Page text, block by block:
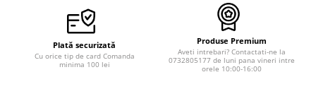
Folii pentru stocare bancnote, la
Folii pentru stocare bancnote, la
pachet
Folii tip poseta, pentru bancnote,
Plată securizată
Cu orice tip de card Comanda
minima 100 lei
Produse Premium
Aveti intrebari? Contactati-ne la
0732805177 de luni pana vineri intre
orele 10:00-16:00